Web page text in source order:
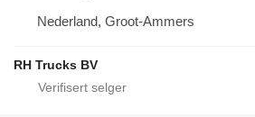
Nederland, Groot-Ammers
RH Trucks BV